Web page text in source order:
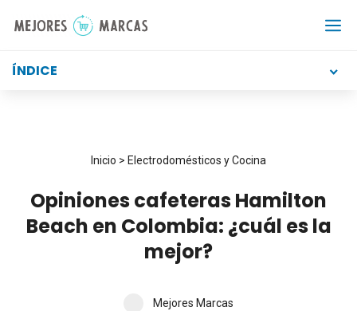
ÍNDICE
Inicio > Electrodomésticos y Cocina
Opiniones cafeteras Hamilton
Beach en Colombia: ¿cuál es la
mejor?
Mejores Marcas